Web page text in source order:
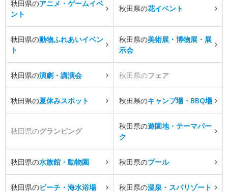
秋田県のアニメ・ゲームイベ
ント
秋田県の花イベント
秋田県の動物ふれあいイベン
ト
秋田県の美術展・博物展・展
示会
秋田県の演劇・講演会 秋田県のフェア
秋田県の夏休みスポット 秋田県のキャンプ場・BBQ場
秋田県のグランピング
秋田県の遊園地・テーマパー
ク
秋田県の水族館・動物園 秋田県のプール
秋田県のビーチ・海水浴場 秋田県の温泉・スパリゾート